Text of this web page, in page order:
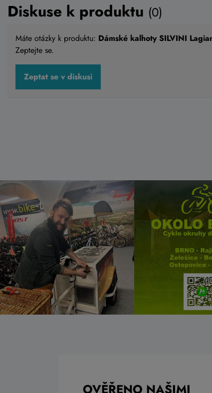
Diskuse k produktu (0)
Máte otázky k produktu: Dámské kalhoty SILVINI
Zeptejte se.
Zeptat se v diskusi
OVĚŘENO NAŠIMI